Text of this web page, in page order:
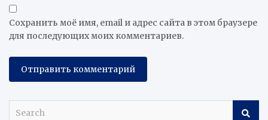
Сохранить моё имя, email и адрес сайта в этом браузере
для последующих моих комментариев.